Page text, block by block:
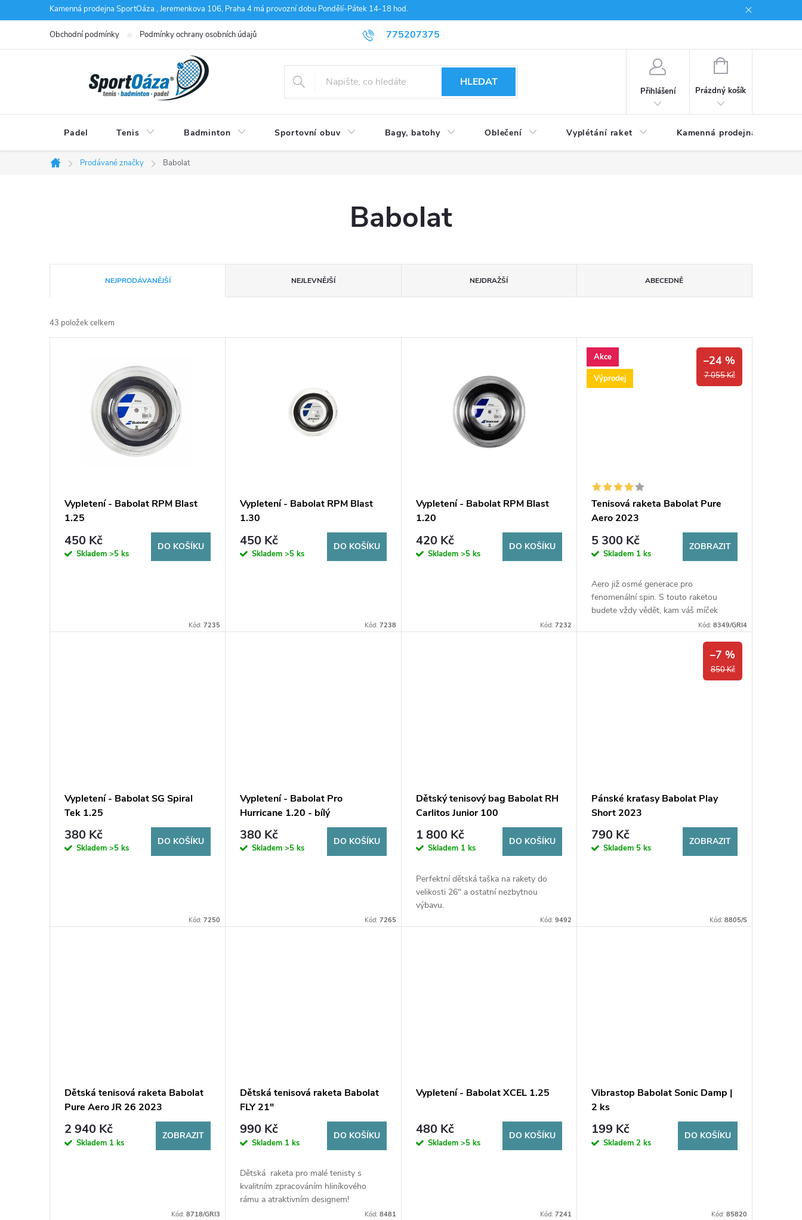
na
Kamenná prodejna SportOáza , Jeremenkova 106, Praha 4 má provozní dobu Pondělí-Pátek 14-18 hod.
775207375
Obchodní podmínky Podmínky ochrany osobních údajů
HLEDAT
Přihlášení
NÁKUPNÍ
Prázdný košík
Padel Tenis Badminton Sportovní obuv Bagy, batohy Oblečení Vyplétání raket Kamenná prodejna
Domů
Prodávané značky Babolat
Babolat
a
z
t
NEJPRODÁVANĚJŠÍ NEJLEVNĚJŠÍ NEJDRAŽŠÍ ABECEDNĚ
43 položek celkem
Vypletení - Babolat RPM Blast
1.25
450 Kč
Skladem >5 ks
DO KOŠÍKU
Kód:7235
Vypletení - Babolat RPM Blast
1.30
450 Kč
Skladem>5 ks
DO KOŠÍKU
Kód: 7238
Vypletení - Babolat RPM Blast
1.20
420 Kč
Skladem >5 ks
DO KOŠÍKU
Kód: 7232
Akce
Výprodej
7 055 Kč
–24 %
Tenisová raketa Babolat Pure
Aero 2023
5 300 Kč
Skladem 1 ks
ZOBRAZIT
Aero již osmé generace pro
fenomenální spin. S touto raketou
budete vždy vědět, kam váš míček
Kód: 8349/GRI4
Vypletení - Babolat SG Spiral
Tek 1.25
380 Kč
Skladem >5 ks
DO KOŠÍKU
Kód:7250
Vypletení - Babolat Pro
Hurricane 1.20 - bílý
380 Kč
Skladem>5 ks
DO KOŠÍKU
Kód: 7265
Dětský tenisový bag Babolat RH
Carlitos Junior 100
1 800 Kč
Skladem 1 ks
DO KOŠÍKU
Perfektní dětská taška na rakety do
velikosti 26" a ostatní nezbytnou
výbavu.
Kód: 9492
850 Kč
–7 %
Pánské kraťasy Babolat Play
Short 2023
790 Kč
Skladem 5 ks
ZOBRAZIT
Kód: 8805/S
Dětská tenisová raketa Babolat
Pure Aero JR 26 2023
2 940 Kč
Skladem 1 ks
ZOBRAZIT
Kód:8718/GRI3
Dětská tenisová raketa Babolat
FLY 21"
990 Kč
Skladem 1 ks
DO KOŠÍKU
Dětská raketa pro malé tenisty s
kvalitním zpracováním hliníkového
rámu a atraktivním designem!
Kód: 8481
Vypletení - Babolat XCEL 1.25
480 Kč
Skladem >5 ks
DO KOŠÍKU
Kód: 7241
Vibrastop Babolat Sonic Damp |
2 ks
199 Kč
Skladem 2 ks
DO KOŠÍKU
Kód: 85820